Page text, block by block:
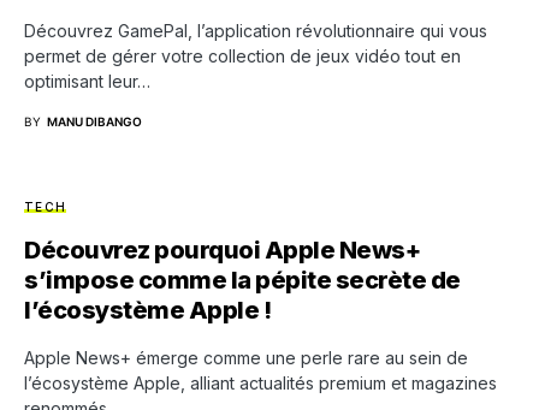
Découvrez GamePal, l’application révolutionnaire qui vous
permet de gérer votre collection de jeux vidéo tout en
optimisant leur…
BY MANU DIBANGO
TECH
Découvrez pourquoi Apple News+
s’impose comme la pépite secrète de
l’écosystème Apple !
Apple News+ émerge comme une perle rare au sein de
l’écosystème Apple, alliant actualités premium et magazines